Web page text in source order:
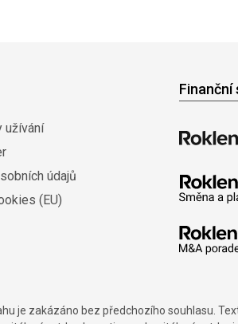
užívání
údajů
(EU)
Finanční
je zakázáno bez předchozího souhlasu.